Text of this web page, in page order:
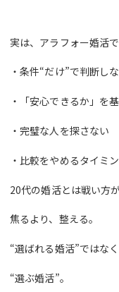
実は、アラフォー婚活
・条件“だけ”で判断し
・「安心できるか」を
・完璧な人を探さない
・比較をやめるタイミ
20代の婚活とは戦い方
焦るより、整える。
“選ばれる婚活”ではなく
“選ぶ婚活”。